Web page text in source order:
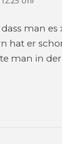
man
hat er
man in